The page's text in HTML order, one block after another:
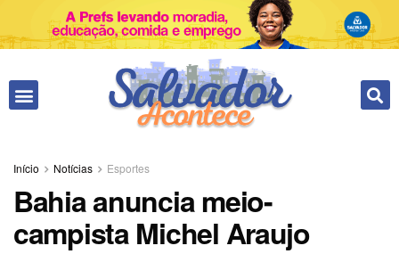
Início Notícias Esportes
Bahia anuncia meio-
campista Michel Araujo